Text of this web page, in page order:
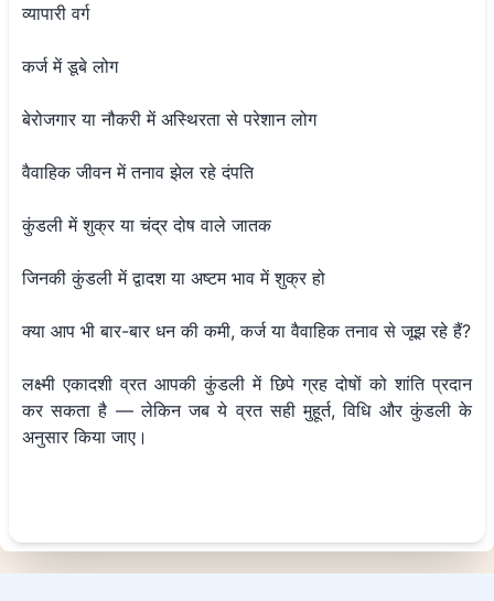
व्यापारी वर्ग
कर्ज में डूबे लोग
बेरोजगार या नौकरी में अस्थिरता से परेशान लोग
वैवाहिक जीवन में तनाव झेल रहे दंपति
कुंडली में शुक्र या चंद्र दोष वाले जातक
जिनकी कुंडली में द्वादश या अष्टम भाव में शुक्र हो
क्या आप भी बार-बार धन की कमी, कर्ज या वैवाहिक तनाव से जूझ रहे हैं?
लक्ष्मी एकादशी व्रत आपकी कुंडली में छिपे ग्रह दोषों को शांति प्रदान
कर सकता है — लेकिन जब ये व्रत सही मुहूर्त, विधि और कुंडली के
अनुसार किया जाए।